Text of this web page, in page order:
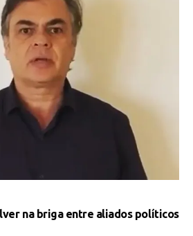
na briga entre aliados políticos